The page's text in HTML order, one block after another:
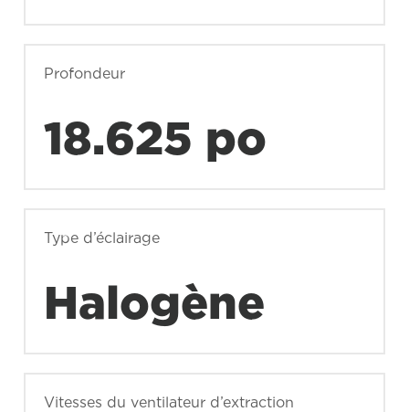
Profondeur
18.625 po
Type d’éclairage
Halogène
Vitesses du ventilateur d’extraction